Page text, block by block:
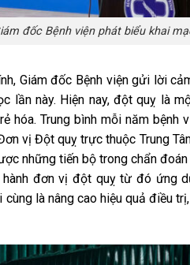
đốc Bệnh viện phát biểu khai
Giám đốc Bệnh viện gửi lời
này. Hiện nay, đột quỵ là
Trung bình mỗi năm bệnh
vị Đột quỵ trực thuộc Trung
những tiến bộ trong chẩn
đơn vị đột quỵ từ đó ứng
là nâng cao hiệu quả điều